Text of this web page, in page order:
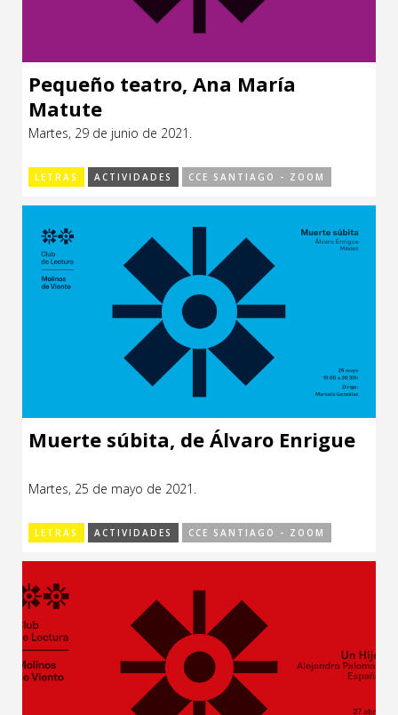
Pequeño teatro, Ana María
Matute
Martes, 29 de junio de 2021.
LETRAS ACTIVIDADES CCE SANTIAGO - ZOOM
Muerte súbita, de Álvaro Enrigue
Martes, 25 de mayo de 2021.
LETRAS ACTIVIDADES CCE SANTIAGO - ZOOM